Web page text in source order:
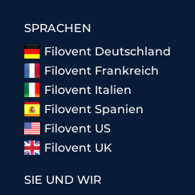
SPRACHEN
Filovent Deutschland
Filovent Frankreich
Filovent Italien
Filovent Spanien
Filovent US
Filovent UK
SIE UND WIR